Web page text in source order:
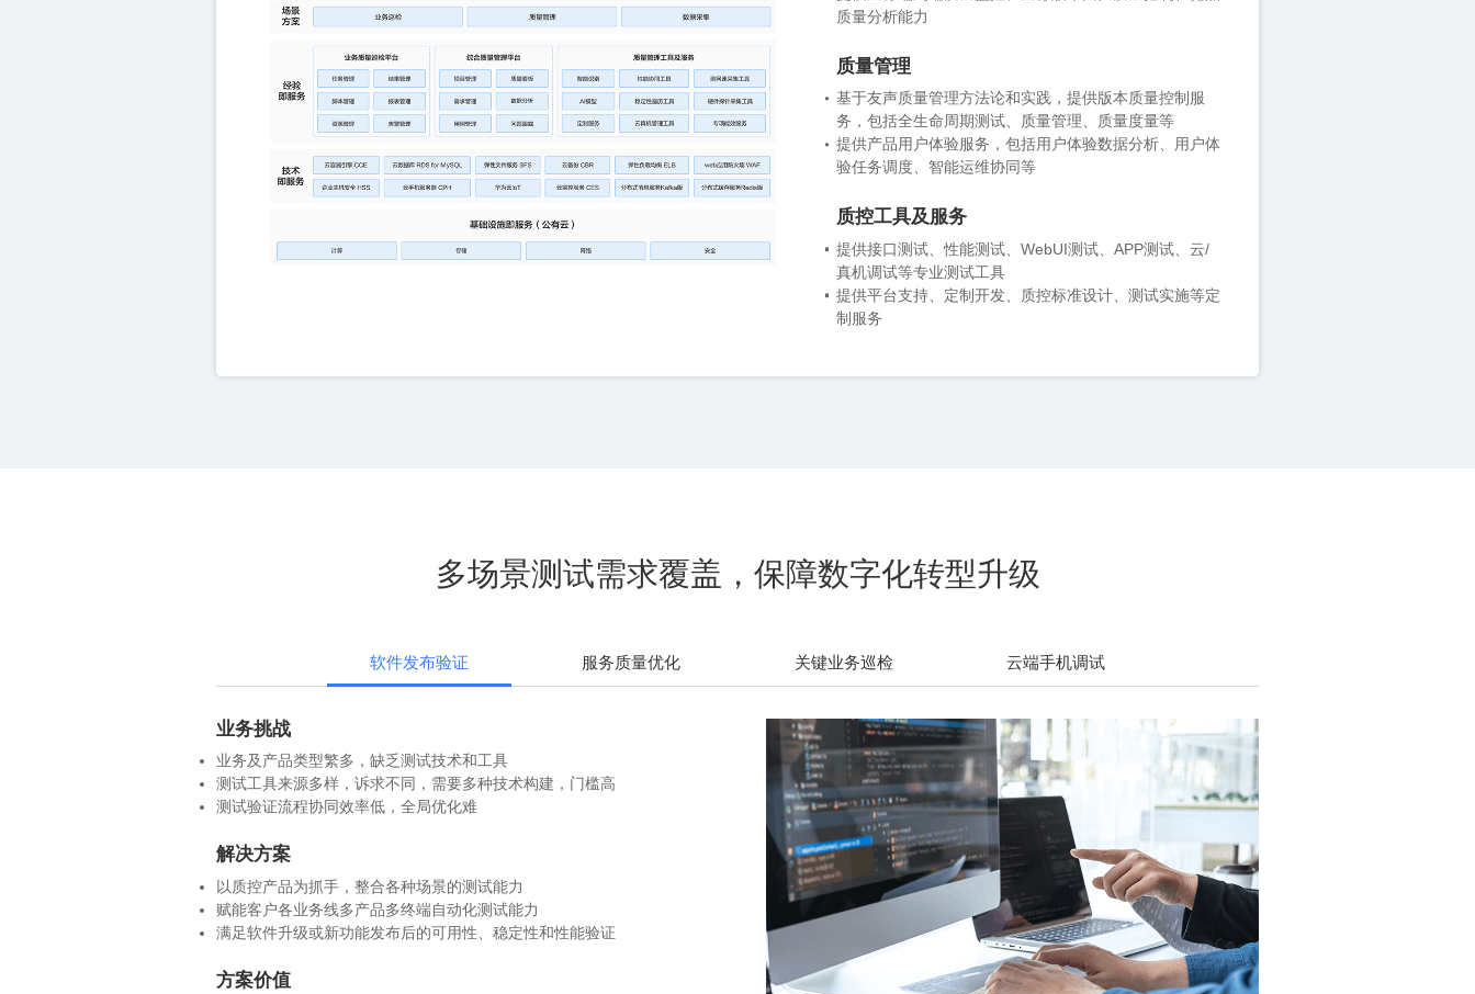
质量分析能力
质量管理
务，包括全生命周期测试、质量管理、质量度量等
验任务调度、智能运维协同等
质控工具及服务
真机调试等专业测试工具
制服务
多场景测试需求覆盖，保障数字化转型升级
软件发布验证 服务质量优化 关键业务巡检 云端手机调试
业务挑战
业务及产品类型繁多，缺乏测试技术和工具
测试工具来源多样，诉求不同，需要多种技术构建，门槛高
测试验证流程协同效率低，全局优化难
解决方案
以质控产品为抓手，整合各种场景的测试能力
赋能客户各业务线多产品多终端自动化测试能力
满足软件升级或新功能发布后的可用性、稳定性和性能验证
方案价值